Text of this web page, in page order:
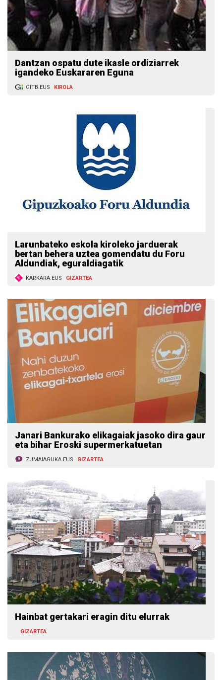
Dantzan ospatu dute ikasle ordiziarrek
igandeko Euskararen Eguna
GITB.EUS KIROLA
Larunbateko eskola kiroleko jarduerak
bertan behera uztea gomendatu du Foru
Aldundiak, eguraldiagatik
KARKARA.EUS GIZARTEA
Janari Bankurako elikagaiak jasoko dira gaur
eta bihar Eroski supermerkatuetan
ZUMAIAGUKA.EUS GIZARTEA
Hainbat gertakari eragin ditu elurrak
GIZARTEA